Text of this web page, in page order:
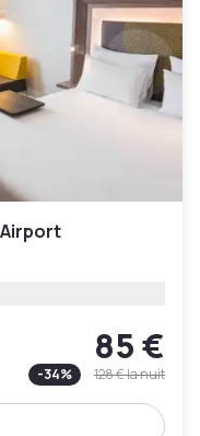
85 €
-34% 128 €la nuit